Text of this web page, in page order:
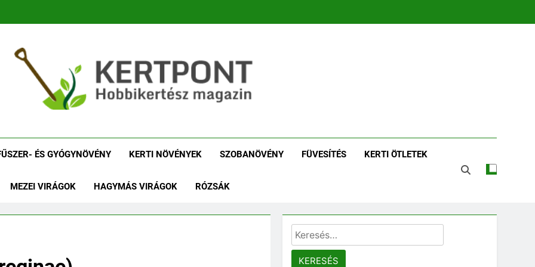
Növényhatározó
ÉS GYÓGYNÖVÉNY KERTI NÖVÉNYEK SZOBANÖVÉNY FÜVESÍTÉS KERTI ÖTLETEK
MEZEI VIRÁGOK HAGYMÁS VIRÁGOK RÓZSÁK
Keresés: